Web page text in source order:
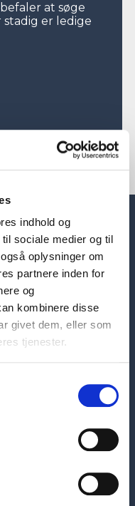
indhold og
sociale medier og til
oplysninger om
partnere inden for
og
kombinere disse
givet dem, eller som
tjenester.
at søge
er ledige